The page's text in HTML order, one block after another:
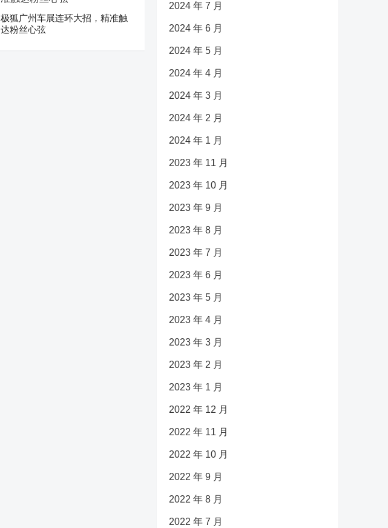
极狐广州车展连环大招，精准触
达粉丝心弦
2024 年 7 月
2024 年 6 月
2024 年 5 月
2024 年 4 月
2024 年 3 月
2024 年 2 月
2024 年 1 月
2023 年 11 月
2023 年 10 月
2023 年 9 月
2023 年 8 月
2023 年 7 月
2023 年 6 月
2023 年 5 月
2023 年 4 月
2023 年 3 月
2023 年 2 月
2023 年 1 月
2022 年 12 月
2022 年 11 月
2022 年 10 月
2022 年 9 月
2022 年 8 月
2022 年 7 月